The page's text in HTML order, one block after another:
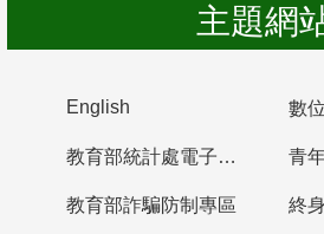
主題網
English 數
教育部統計處電子書櫃
教育部詐騙防制專區 終